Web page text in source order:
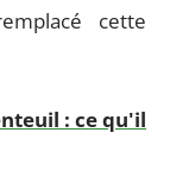
cette
: ce qu'il